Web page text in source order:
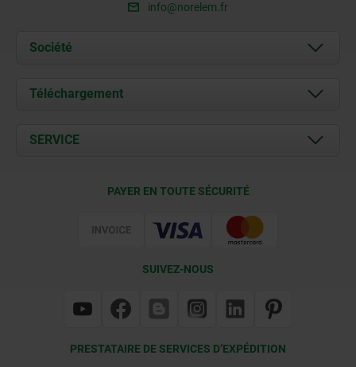
info@norelem.fr
Société
À propos de nous
Contact
Téléchargement
Documents
SERVICE
PAYER EN TOUTE SÉCURITÉ
SUIVEZ-NOUS
PRESTATAIRE DE SERVICES D’EXPÉDITION